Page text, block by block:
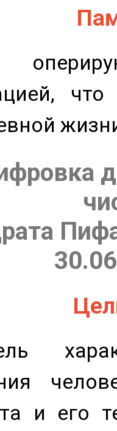
и его